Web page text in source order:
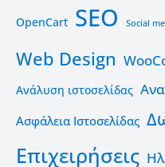
OpenCart SEO Social
Web Design
Ανάλυση ιστοσελίδας
Ασφάλεια Ιστοσελίδας
Επιχειρήσεις